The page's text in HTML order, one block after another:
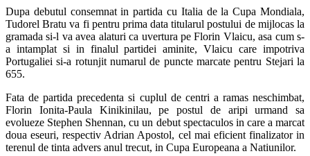
Dupa debutul consemnat in partida cu Italia de la Cupa Mondiala,
Tudorel Bratu va fi pentru prima data titularul postului de mijlocas la
gramada si-l va avea alaturi ca uvertura pe Florin Vlaicu, asa cum s-
a intamplat si in finalul partidei aminite, Vlaicu care impotriva
Portugaliei si-a rotunjit numarul de puncte marcate pentru Stejari la
655.
Fata de partida precedenta si cuplul de centri a ramas neschimbat,
Florin Ionita-Paula Kinikinilau, pe postul de aripi urmand sa
evolueze Stephen Shennan, cu un debut spectaculos in care a marcat
doua eseuri, respectiv Adrian Apostol, cel mai eficient finalizator in
terenul de tinta advers anul trecut, in Cupa Europeana a Natiunilor.